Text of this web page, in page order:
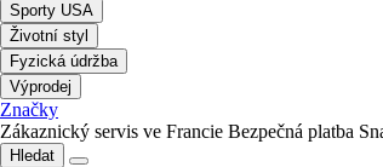
Sporty USA
Životní styl
Fyzická údržba
Výprodej
Značky
Zákaznický servis ve Francie Bezpečná platba
Hledat